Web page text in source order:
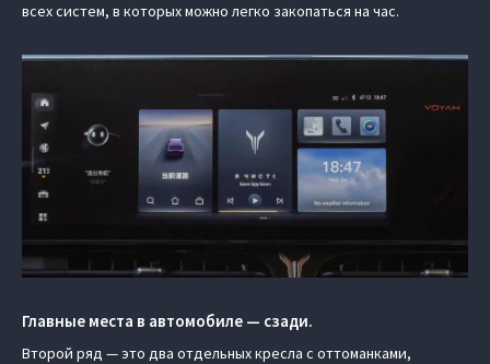
всех систем, в которых можно легко закопаться на час.
Главные места в автомобиле — сзади.
Второй ряд — это два отдельных кресла с оттоманками,